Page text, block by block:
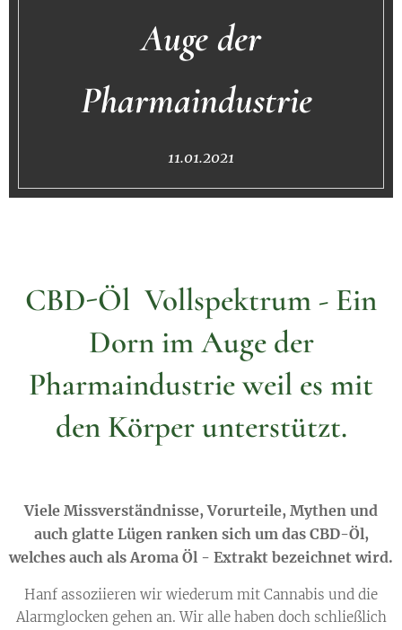
Auge der
Pharmaindustrie
11.01.2021
CBD-Öl Vollspektrum - Ein
Dorn im Auge der
Pharmaindustrie weil es mit
den Körper unterstützt.
Viele Missverständnisse, Vorurteile, Mythen und
auch glatte Lügen ranken sich um das CBD-Öl,
welches auch als Aroma Öl - Extrakt bezeichnet wird.
Hanf assoziieren wir wiederum mit Cannabis und die
Alarmglocken gehen an. Wir alle haben doch schließlich